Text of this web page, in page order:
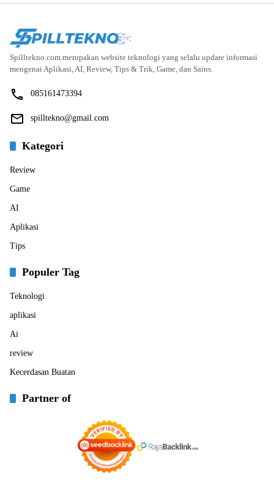
Spilltekno.com merupakan website teknologi yang selalu update informasi
mengenai Aplikasi, AI, Review, Tips & Trik, Game, dan Sains.
085161473394
spilltekno@gmail.com
Kategori
Review
Game
AI
Aplikasi
Tips
Populer Tag
Teknologi
aplikasi
Ai
review
Kecerdasan Buatan
Partner of